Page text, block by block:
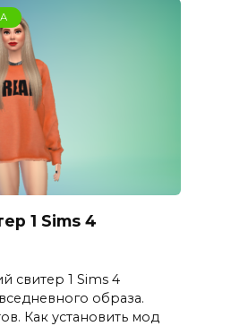
1 Sims 4
свитер 1 Sims 4
образа.
Как установить мод